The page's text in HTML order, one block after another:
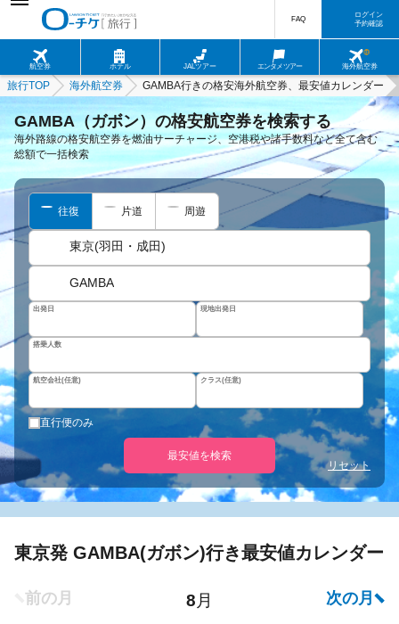
航空券 ホテル JALツアー エンタメツアー 海外航空券
FAQ
ログイン
予約確認
旅行TOP 海外航空券 GAMBA行きの格安海外航空券、最安値カレンダー
GAMBA（ガボン）の格安航空券を検索する
海外路線の格安航空券を燃油サーチャージ、空港税や諸手数料など全て含む
総額で一括検索
往復 片道 周遊
東京(羽田・成田)
GAMBA
出発日 現地出発日
搭乗人数
航空会社(任意) クラス(任意)
直行便のみ
最安値を検索
リセット
東京発 GAMBA(ガボン)行き最安値カレンダー